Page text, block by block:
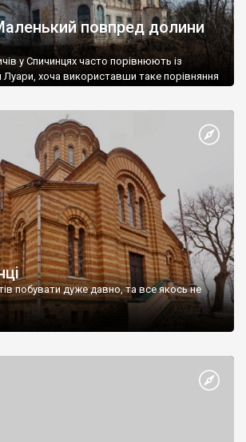
повпред долини
у Спичинцях часто порівнюють із
хоча використавши таке порівняння
побувати дуже давно, та все якось не